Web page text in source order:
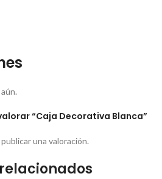
“Caja Decorativa Blanca”
una valoración.